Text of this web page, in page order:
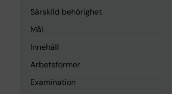
Särskild behörighet
Mål
Innehåll
Arbetsformer
Examination